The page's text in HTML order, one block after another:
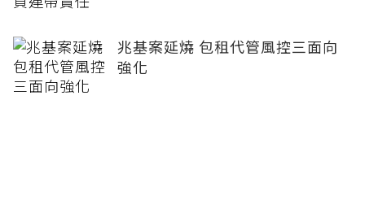
兆基案延燒 包租代管風控三面向
強化